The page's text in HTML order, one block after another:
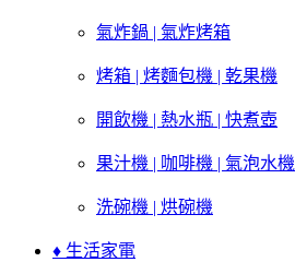
氣炸鍋 | 氣炸烤箱
烤箱 | 烤麵包機 | 乾果機
開飲機 | 熱水瓶 | 快煮壺
果汁機 | 咖啡機 | 氣泡水機
洗碗機 | 烘碗機
♦ 生活家電